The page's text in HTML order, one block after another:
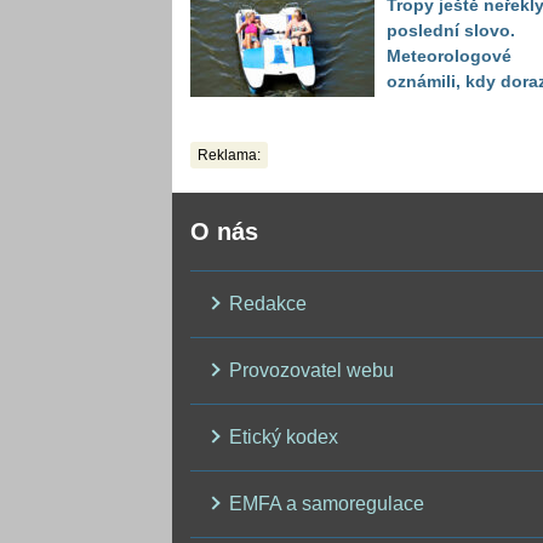
kolapsem
Tropy ještě neřekly
poslední slovo.
Meteorologové
oznámili, kdy
Reklama:
O nás
Redakce
Provozovatel webu
Etický kodex
EMFA a samoregulace